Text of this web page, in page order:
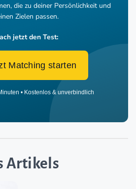
die zu deiner Persönlichkeit und
Zielen passen.
jetzt den Test:
Matching starten
• Kostenlos & unverbindlich
Artikels